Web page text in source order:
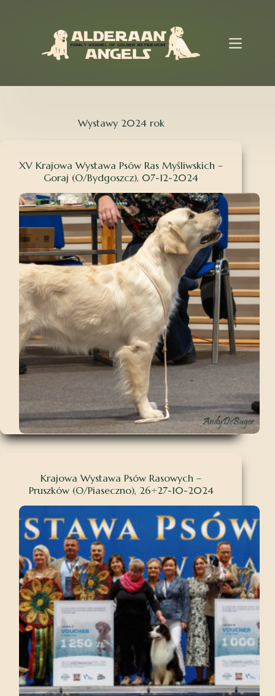
Wystawy 2024 rok
XV Krajowa Wystawa Psów Ras Myśliwskich –
Goraj (O/Bydgoszcz), 07-12-2024
Krajowa Wystawa Psów Rasowych –
Pruszków (O/Piaseczno), 26÷27-10-2024